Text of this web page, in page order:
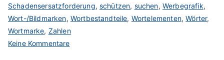
Schadensersatzforderung,schützen, suchen, Werbegrafik,
Wort-/Bildmarken, Wortbestandteile, Wortelementen,Wörter,
Wortmarke, Zahlen
Keine Kommentarezu